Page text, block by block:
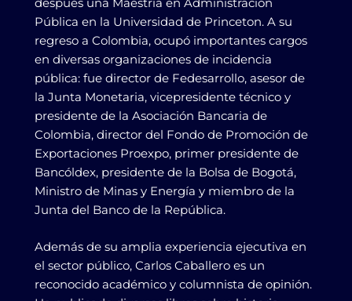
después una Maestría en Administración
Pública en la Universidad de Princeton. A su
regreso a Colombia, ocupó importantes cargos
en diversas organizaciones de incidencia
pública: fue director de Fedesarrollo, asesor de
la Junta Monetaria, vicepresidente técnico y
presidente de la Asociación Bancaria de
Colombia, director del Fondo de Promoción de
Exportaciones Proexpo, primer presidente de
Bancóldex, presidente de la Bolsa de Bogotá,
Ministro de Minas y Energía y miembro de la
Junta del Banco de la República.
Además de su amplia experiencia ejecutiva en
el sector público, Carlos Caballero es un
reconocido académico y columnista de opinión.